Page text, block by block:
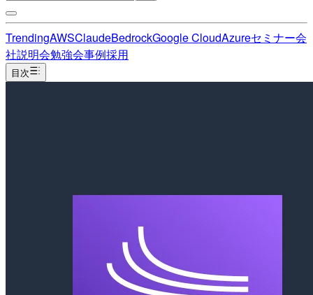
TrendingAWSClaudeBedrockGoogle CloudAzureセミナー会
社説明会勉強会事例採用
目次